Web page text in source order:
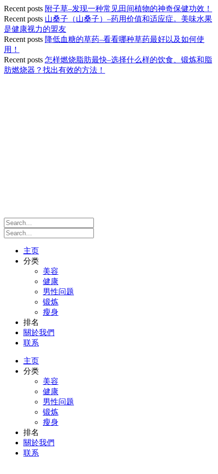
Recent posts 附子草–发现一种常见田间植物的神奇保健功效！
Recent posts 山桑子（山桑子）–药用价值和适应症。美味水果
是健康视力的盟友
Recent posts 降低血糖的草药–看看哪种草药最好以及如何使
用！
Recent posts 怎样燃烧脂肪最快–选择什么样的饮食、锻炼和脂
肪燃烧器？找出有效的方法！
主页
分类
美容
健康
男性问题
锻炼
瘦身
排名
關於我們
联系
主页
分类
美容
健康
男性问题
锻炼
瘦身
排名
關於我們
联系